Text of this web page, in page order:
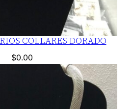
COLLARES DORADO
$0.00